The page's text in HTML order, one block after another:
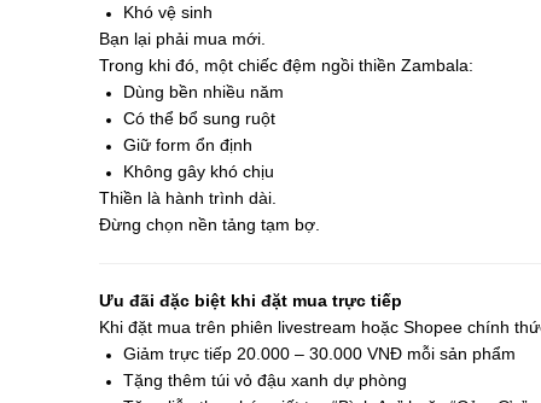
Khó vệ sinh
Bạn lại phải mua mới.
Trong khi đó, một chiếc đệm ngồi thiền Zambala:
Dùng bền nhiều năm
Có thể bổ sung ruột
Giữ form ổn định
Không gây khó chịu
Thiền là hành trình dài.
Đừng chọn nền tảng tạm bợ.
Ưu đãi đặc biệt khi đặt mua trực tiếp
Khi đặt mua trên phiên livestream hoặc Shopee chính
Giảm trực tiếp 20.000 – 30.000 VNĐ mỗi sản phẩm
Tặng thêm túi vỏ đậu xanh dự phòng